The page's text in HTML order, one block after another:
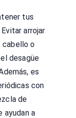
tus
arrojar
cabello o
desagüe
es
con
de
ayudan a